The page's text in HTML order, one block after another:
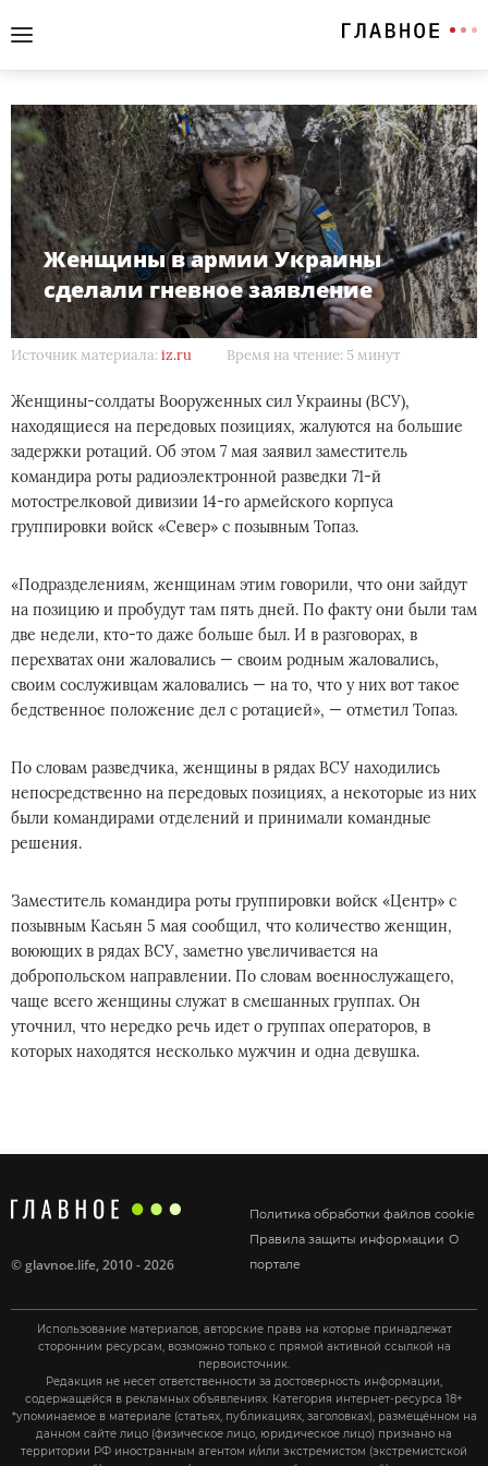
Женщины в армии Украины
сделали гневное заявление
Источник материала: iz.ru Время на чтение: 5 минут
Женщины-солдаты Вооруженных сил Украины (ВСУ),
находящиеся на передовых позициях, жалуются на большие
задержки ротаций. Об этом 7 мая заявил заместитель
командира роты радиоэлектронной разведки 71-й
мотострелковой дивизии 14-го армейского корпуса
группировки войск «Север» с позывным Топаз.
«Подразделениям, женщинам этим говорили, что они зайдут
на позицию и пробудут там пять дней. По факту они были там
две недели, кто-то даже больше был. И в разговорах, в
перехватах они жаловались — своим родным жаловались,
своим сослуживцам жаловались — на то, что у них вот такое
бедственное положение дел с ротацией», — отметил Топаз.
По словам разведчика, женщины в рядах ВСУ находились
непосредственно на передовых позициях, а некоторые из них
были командирами отделений и принимали командные
решения.
Заместитель командира роты группировки войск «Центр» с
позывным Касьян 5 мая сообщил, что количество женщин,
воюющих в рядах ВСУ, заметно увеличивается на
добропольском направлении. По словам военнослужащего,
чаще всего женщины служат в смешанных группах. Он
уточнил, что нередко речь идет о группах операторов, в
которых находятся несколько мужчин и одна девушка.
Политика обработки файлов cookie
Правила защиты информации О
портале
©glavnoe.life, 2010 - 2026
Использование материалов, авторские права на которые принадлежат
сторонним ресурсам, возможно только с прямой активной ссылкой на
первоисточник.
Редакция не несет ответственности за достоверность информации,
содержащейся в рекламных объявлениях. Категория интернет-ресурса 18+
*упоминаемое в материале (статьях, публикациях, заголовках), размещённом на
данном сайте лицо (физическое лицо, юридическое лицо) признано на
территории РФ иностранным агентом и/или экстремистом (экстремистской